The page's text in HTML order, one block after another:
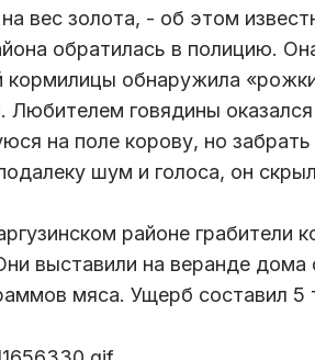
вес золота, - об этом
обратилась в полицию.
обнаружила
Любителем говядины
на поле корову, но
шум и голоса, он
районе грабители
выставили на веранде
мяса. Ущерб составил 5